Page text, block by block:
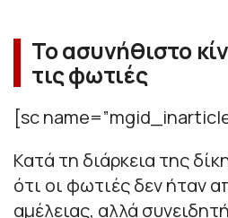
Το ασυνήθιστο
τις φωτιές
[sc
Κατά τη διάρκεια της
ότι οι φωτιές δεν ήταν
αμέλειας, αλλά